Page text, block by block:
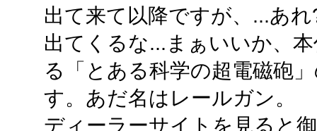
出て来て以降ですが、...あ
出てくるな...まぁいいか、
る「とある科学の超電磁砲
す。あだ名はレールガン。
ディーラーサイトを見ると